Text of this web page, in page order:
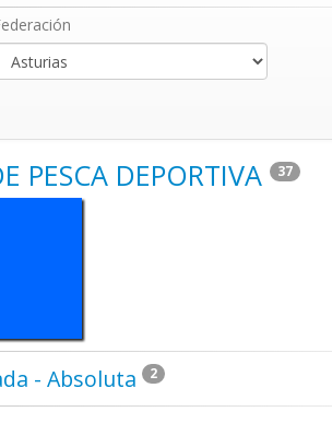
PESCA DEPORTIVA 37
- Absoluta 2